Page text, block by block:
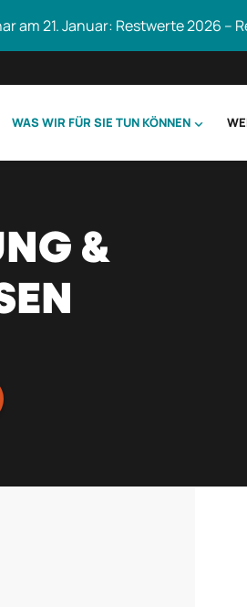
am 21. Januar: Restwerte 2026 –
WAS WIR FÜR SIE TUN KÖNNEN
&